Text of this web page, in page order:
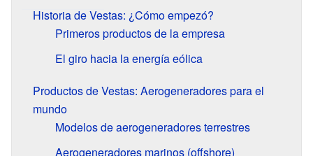
Historia de Vestas: ¿Cómo empezó?
Primeros productos de la empresa
El giro hacia la energía eólica
Productos de Vestas: Aerogeneradores para el
mundo
Modelos de aerogeneradores terrestres
Aerogeneradores marinos (offshore)